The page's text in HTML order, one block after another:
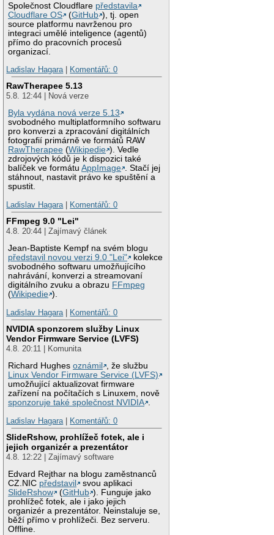
Společnost Cloudflare představila
Cloudflare OS
(GitHub ), tj. open
source platformu navrženou pro
integraci umělé inteligence (agentů)
přímo do pracovních procesů
organizací.
Ladislav Hagara| Komentářů: 0
RawTherapee 5.13
5.8. 12:44 | Nová verze
Byla vydána nová verze 5.13
svobodného multiplatformního softwaru
pro konverzi a zpracování digitálních
fotografií primárně ve formátů RAW
RawTherapee (Wikipedie ). Vedle
zdrojových kódů je k dispozici také
balíček ve formátuAppImage . Stačí jej
stáhnout, nastavit právo ke spuštění a
spustit.
Ladislav Hagara| Komentářů: 0
FFmpeg 9.0 "Lei"
4.8. 20:44 | Zajímavý článek
Jean-Baptiste Kempf na svém blogu
představil novou verzi 9.0 "Lei"
kolekce
svobodného softwaru umožňujícího
nahrávání, konverzi a streamovaní
digitálního zvuku a obrazu FFmpeg
(Wikipedie ).
Ladislav Hagara| Komentářů: 0
NVIDIA sponzorem služby Linux
Vendor Firmware Service (LVFS)
4.8. 20:11 | Komunita
Richard Hughesoznámil
, že službu
Linux Vendor Firmware Service (LVFS)
umožňující aktualizovat firmware
zařízení na počítačích s Linuxem, nově
sponzoruje také společnost NVIDIA .
Ladislav Hagara| Komentářů: 0
SlideRshow, prohlížeč fotek, ale i
jejich organizér a prezentátor
4.8. 12:22 | Zajímavý software
Edvard Rejthar na blogu zaměstnanců
CZ.NIC představil
svou aplikaci
SlideRshow
(GitHub ). Funguje jako
prohlížeč fotek, ale i jako jejich
organizér a prezentátor. Neinstaluje se,
běží přímo v prohlížeči. Bez serveru.
Offline.